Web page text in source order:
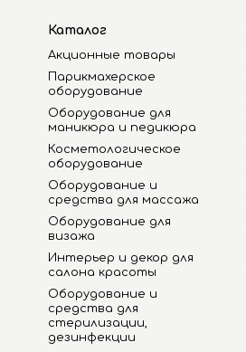
Каталог
Акционные товары
Парикмахерское
оборудование
Оборудование для
маникюра и педикюра
Косметологическое
оборудование
Оборудование и
средства для массажа
Оборудование для
визажа
Интерьер и декор для
салона красоты
Оборудование и
средства для
стерилизации,
дезинфекции